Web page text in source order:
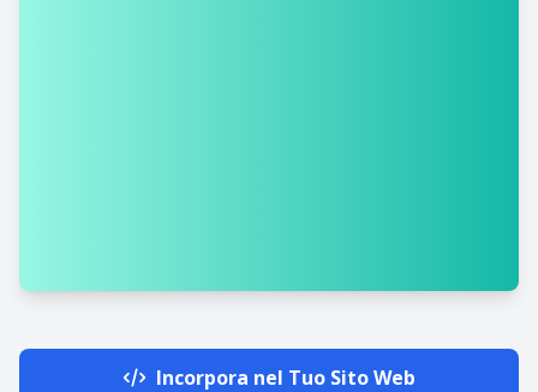
Incorpora nel Tuo Sito Web